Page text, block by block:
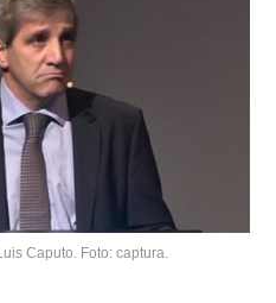
Caputo. Foto: captura.